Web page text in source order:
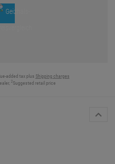
added tax plus Shipping charges
2 Suggested retail price